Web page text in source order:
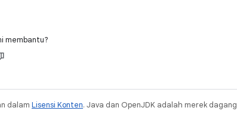
membantu?
dalam Lisensi Konten. Java dan OpenJDK adalah merek dagang